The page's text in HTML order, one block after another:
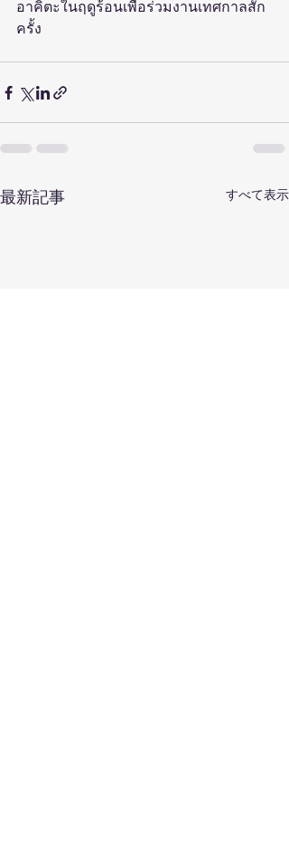
อาคิตะในฤดูร้อนเพื่อร่วมงานเทศกาลสัก
ครั้ง
最新記事 すべて表示